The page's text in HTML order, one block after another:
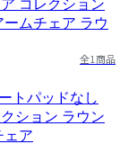
全1商品
トパッドなし
ション ラウン
ェア